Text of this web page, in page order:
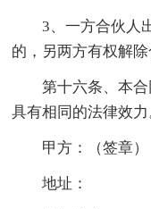
3、一方合伙人
的，另两方有权解除
第十六条、本合
具有相同的法律效力
甲方：（签章）
地址：